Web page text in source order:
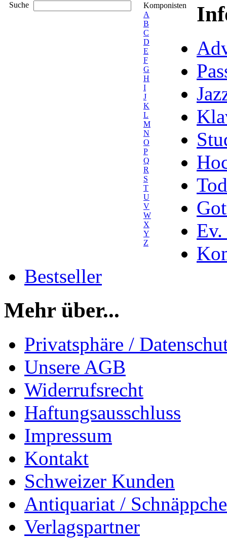
Suche
Komponisten
A
B
C
D
E
F
G
H
I
J
K
L
M
N
O
P
Q
R
S
T
U
V
W
X
Y
Z
Ev.
Bestseller
Mehr über...
Privatsphäre /
Unsere AGB
Widerrufsrecht
Haftungsausschluss
Impressum
Kontakt
Schweizer Kunden
Antiquariat /
Verlagspartner